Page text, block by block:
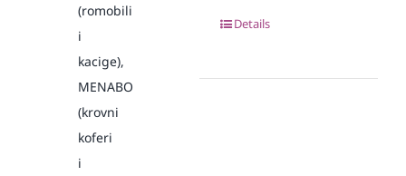
(romobili
i
kacige),
MENABO
(krovni
koferi
i
Details